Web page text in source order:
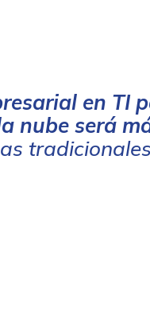
en TI
nube será